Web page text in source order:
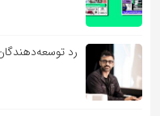
رد